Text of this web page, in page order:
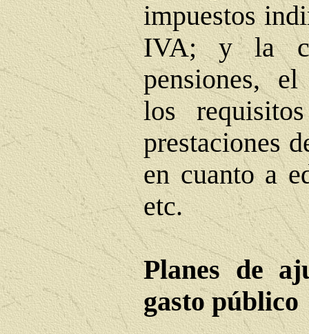
impuestos
IVA; y la
pensiones,
los
prestaciones
en cuanto a
etc.
Planes de
gasto público